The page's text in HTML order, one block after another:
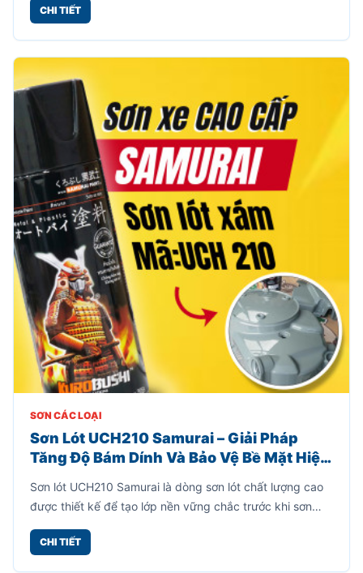
nhiều vật dụng khác.
CHI TIẾT
SƠN CÁC LOẠI
Sơn Lót UCH210 Samurai – Giải Pháp
Tăng Độ Bám Dính Và Bảo Vệ Bề Mặt Hiệu
Sơn lót UCH210 Samurai là dòng sơn lót chất lượng cao
được thiết kế để tạo lớp nền vững chắc trước khi sơn
và lớp sơn hoàn thiện, đồng thời hạn chế bong tróc, nứt
CHI TIẾT